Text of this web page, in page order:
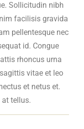
Sollicitudin nibh
facilisis gravida
pellentesque nec
id. Congue
rhoncus urna
vitae et leo
et netus et.
at tellus.